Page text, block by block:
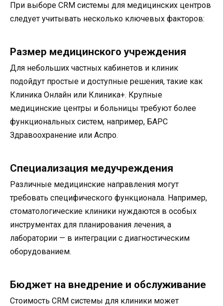
При выборе CRM системы для медицинских центров
следует учитывать несколько ключевых факторов:
Размер медицинского учреждения
Для небольших частных кабинетов и клиник
подойдут простые и доступные решения, такие как
Клиника Онлайн или Клиника+. Крупные
медицинские центры и больницы требуют более
функциональных систем, например, БАРС
Здравоохранение или Аспро.
Специализация медучреждения
Различные медицинские направления могут
требовать специфического функционала. Например,
стоматологические клиники нуждаются в особых
инструментах для планирования лечения, а
лаборатории — в интеграции с диагностическим
оборудованием.
Бюджет на внедрение и обслуживание
Стоимость CRM системы для клиники может